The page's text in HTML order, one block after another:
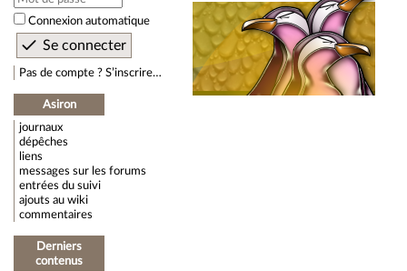
Connexion automatique
Pas de compte ? S’inscrire…
Asiron
journaux
dépêches
liens
messages sur les forums
entrées du suivi
ajouts au wiki
commentaires
Derniers
contenus